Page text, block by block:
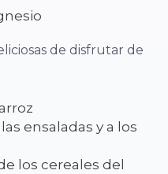
de disfrutar de
ensaladas y a los
los cereales del